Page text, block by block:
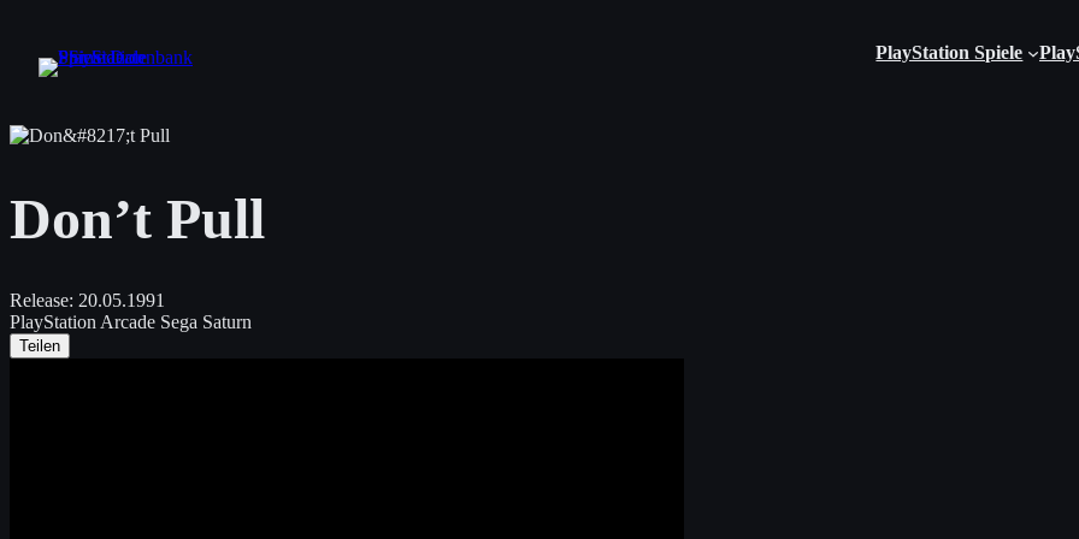
springen
PlayStation Spiele
Don’t Pull
Release: 20.05.1991
PlayStation Arcade Sega Saturn
Teilen